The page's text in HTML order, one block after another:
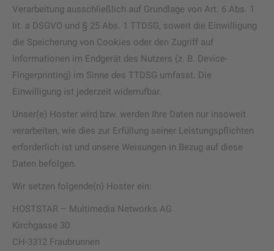
Verarbeitung ausschließlich auf Grundlage von Art. 6 Abs. 1
lit. a DSGVO und § 25 Abs. 1 TTDSG, soweit die Einwilligung
die Speicherung von Cookies oder den Zugriff auf
Informationen im Endgerät des Nutzers (z. B. Device-
Fingerprinting) im Sinne des TTDSG umfasst. Die
Einwilligung ist jederzeit widerrufbar.
Unser(e) Hoster wird bzw. werden Ihre Daten nur insoweit
verarbeiten, wie dies zur Erfüllung seiner Leistungspflichten
erforderlich ist und unsere Weisungen in Bezug auf diese
Daten befolgen.
Wir setzen folgende(n) Hoster ein:
HOSTSTAR – Multimedia Networks AG
Kirchgasse 30
CH-3312 Fraubrunnen